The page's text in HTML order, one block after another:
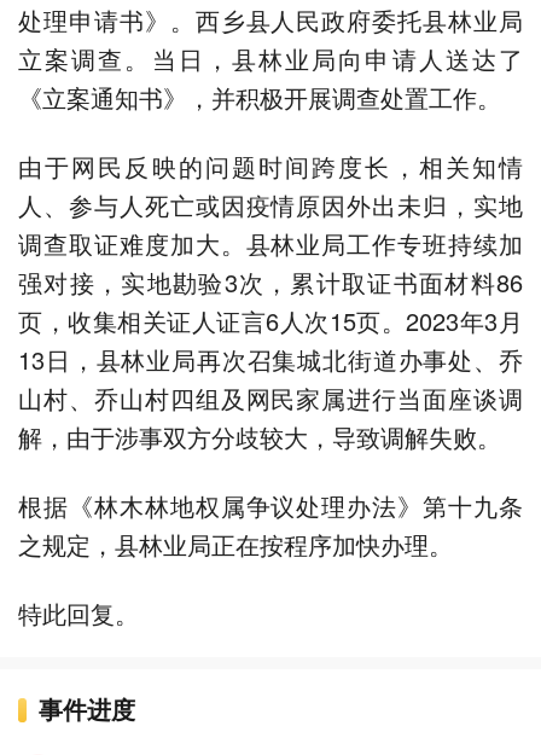
处理申请书》。西乡县人民政府委托县林业局
立案调查。当日，县林业局向申请人送达了
《立案通知书》，并积极开展调查处置工作。
由于网民反映的问题时间跨度长，相关知情
人、参与人死亡或因疫情原因外出未归，实地
调查取证难度加大。县林业局工作专班持续加
强对接，实地勘验3次，累计取证书面材料86
页，收集相关证人证言6人次15页。2023年3月
13日，县林业局再次召集城北街道办事处、乔
山村、乔山村四组及网民家属进行当面座谈调
解，由于涉事双方分歧较大，导致调解失败。
根据《林木林地权属争议处理办法》第十九条
之规定，县林业局正在按程序加快办理。
特此回复。
事件进度